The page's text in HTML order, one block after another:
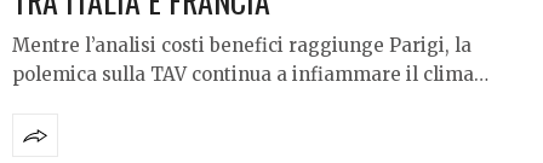
Mentre l’analisi costi benefici raggiunge Parigi, la
polemica sulla TAV continua a infiammare il clima…